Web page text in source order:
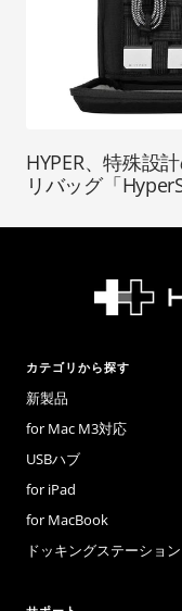
HYPER、特殊設
リバッグ「
カテゴリから探す
新製品
for Mac M3対応
USBハブ
for iPad
for MacBook
ドッキングステーション